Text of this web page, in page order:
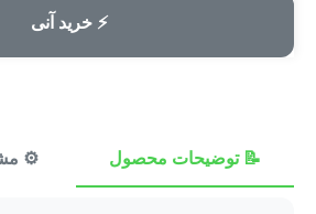
⚡ خرید آنی
📝 توضیحات محصول ⚙️